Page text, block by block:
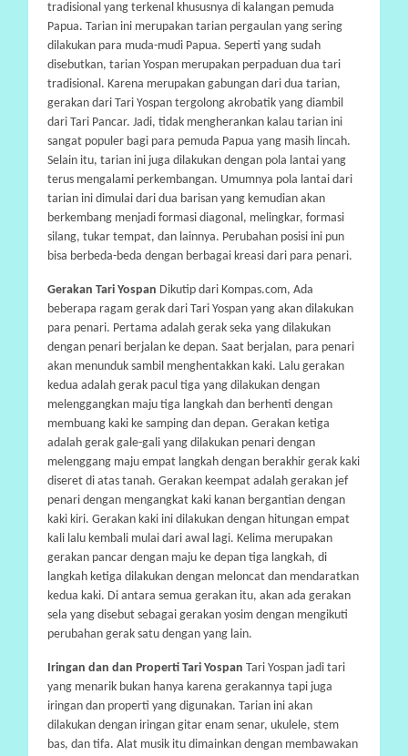
tradisional yang terkenal khususnya di kalangan pemuda
Papua. Tarian ini merupakan tarian pergaulan yang sering
dilakukan para muda-mudi Papua. Seperti yang sudah
disebutkan, tarian Yospan merupakan perpaduan dua tari
tradisional. Karena merupakan gabungan dari dua tarian,
gerakan dari Tari Yospan tergolong akrobatik yang diambil
dari Tari Pancar. Jadi, tidak mengherankan kalau tarian ini
sangat populer bagi para pemuda Papua yang masih lincah.
Selain itu, tarian ini juga dilakukan dengan pola lantai yang
terus mengalami perkembangan. Umumnya pola lantai dari
tarian ini dimulai dari dua barisan yang kemudian akan
berkembang menjadi formasi diagonal, melingkar, formasi
silang, tukar tempat, dan lainnya. Perubahan posisi ini pun
bisa berbeda-beda dengan berbagai kreasi dari para penari.
Gerakan Tari Yospan Dikutip dari Kompas.com, Ada
beberapa ragam gerak dari Tari Yospan yang akan dilakukan
para penari. Pertama adalah gerak seka yang dilakukan
dengan penari berjalan ke depan. Saat berjalan, para penari
akan menunduk sambil menghentakkan kaki. Lalu gerakan
kedua adalah gerak pacul tiga yang dilakukan dengan
melenggangkan maju tiga langkah dan berhenti dengan
membuang kaki ke samping dan depan. Gerakan ketiga
adalah gerak gale-gali yang dilakukan penari dengan
melenggang maju empat langkah dengan berakhir gerak kaki
diseret di atas tanah. Gerakan keempat adalah gerakan jef
penari dengan mengangkat kaki kanan bergantian dengan
kaki kiri. Gerakan kaki ini dilakukan dengan hitungan empat
kali lalu kembali mulai dari awal lagi. Kelima merupakan
gerakan pancar dengan maju ke depan tiga langkah, di
langkah ketiga dilakukan dengan meloncat dan mendaratkan
kedua kaki. Di antara semua gerakan itu, akan ada gerakan
sela yang disebut sebagai gerakan yosim dengan mengikuti
perubahan gerak satu dengan yang lain.
Iringan dan dan Properti Tari Yospan Tari Yospan jadi tari
yang menarik bukan hanya karena gerakannya tapi juga
iringan dan properti yang digunakan. Tarian ini akan
dilakukan dengan iringan gitar enam senar, ukulele, stem
bas, dan tifa. Alat musik itu dimainkan dengan membawakan